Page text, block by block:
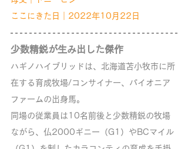
ここにきた日｜2022年10月22日
少数精鋭が生み出した傑作
ハギノハイブリッドは、北海道苫小牧市に所
在する育成牧場/コンサイナー、パイオニア
ファームの出身馬。
同場の従業員は10名前後と少数精鋭の牧場
ながら、仏2000ギニー（G1）やBCマイル